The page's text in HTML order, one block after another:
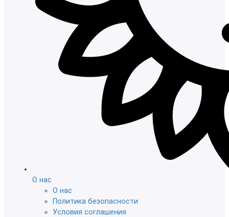
О нас
О нас
Политика безопасности
Условия соглашения